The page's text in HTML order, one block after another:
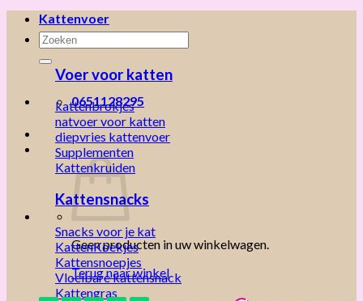
Zoeken
naar:
0651128295
Geen producten in uw winkelwagen.
Terug naar winkel
Kattenvoer
Voer voor katten
kattenbrokjes
natvoer voor katten
diepvries kattenvoer
Supplementen
Kattenkruiden
Kattensnacks
Snacks voor je kat
KattenKoekjes
Kattensnoepjes
Vloeibare kattensnack
Kattengras